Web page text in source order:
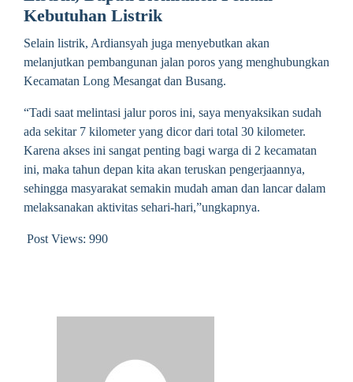
Kebutuhan Listrik
Selain listrik, Ardiansyah juga menyebutkan akan
melanjutkan pembangunan jalan poros yang menghubungkan
Kecamatan Long Mesangat dan Busang.
“Tadi saat melintasi jalur poros ini, saya menyaksikan sudah
ada sekitar 7 kilometer yang dicor dari total 30 kilometer.
Karena akses ini sangat penting bagi warga di 2 kecamatan
ini, maka tahun depan kita akan teruskan pengerjaannya,
sehingga masyarakat semakin mudah aman dan lancar dalam
melaksanakan aktivitas sehari-hari,”ungkapnya.
Post Views: 990